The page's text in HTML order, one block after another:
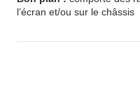
l’écran et/ou sur le châssis